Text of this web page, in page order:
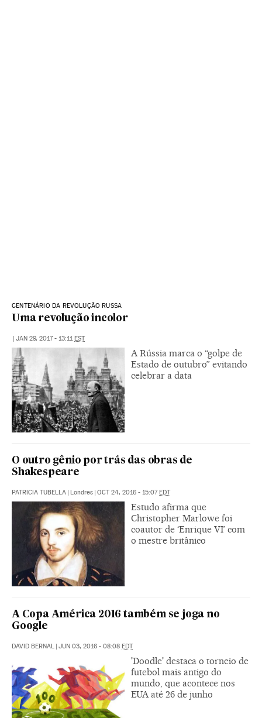
CENTENÁRIO DA REVOLUÇÃO RUSSA
Uma revolução incolor
| JAN 29, 2017 - 13:11EST
A Rússia marca o “golpe de
Estado de outubro” evitando
celebrar a data
O outro gênio por trás das obras de
Shakespeare
PATRICIA TUBELLA | Londres | OCT 24, 2016 - 15:07EDT
Estudo afirma que
Christopher Marlowe foi
coautor de ‘Enrique VI’ com
o mestre britânico
A Copa América 2016 também se joga no
Google
DAVID BERNAL | JUN 03, 2016 - 08:08 EDT
'Doodle' destaca o torneio de
futebol mais antigo do
mundo, que acontece nos
EUA até 26 de junho